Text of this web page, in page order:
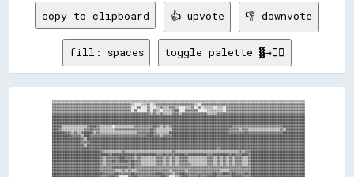
copy to clipboard 👍 upvote 👎 downvote
fill: spaces toggle palette ▓→✊🏽